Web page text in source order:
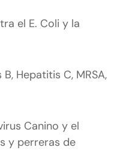
el E. Coli y la
Hepatitis C, MRSA,
Canino y el
y perreras de